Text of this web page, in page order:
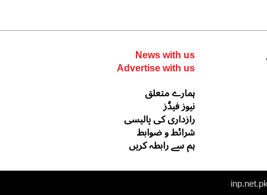
News with us
Advertise with us
ہمارے متعلق
نیوز فیڈز
رازداری کی پالیسی
شرائط و ضوابط
ہم سے رابطہ کریں